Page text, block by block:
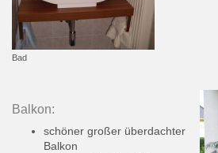
Bad
Balkon:
schöner großer überdachter
Balkon